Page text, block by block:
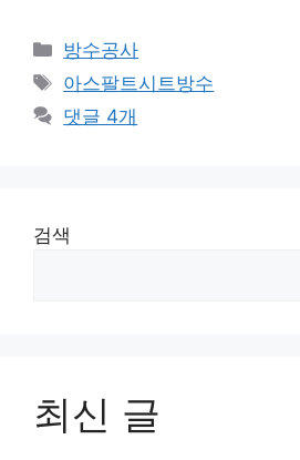
카
테
리
방수공사
태
그
아스팔트시트방수
댓글 4개
검색
최신 글